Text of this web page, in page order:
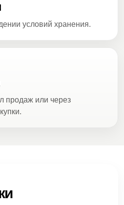
условий хранения.
продаж или через